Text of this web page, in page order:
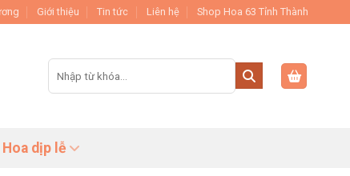
Giới thiệu Tin tức Liên hệ Shop Hoa 63 Tỉnh Thành
Tìm
kiếm:
Hoa dịp lễ